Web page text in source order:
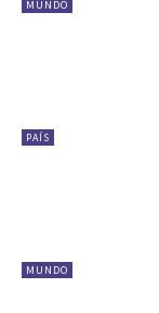
MUNDO
PAÍS
MUNDO